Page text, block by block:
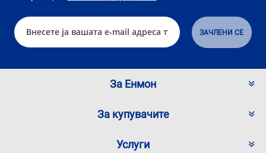
За Енмон
За купувачите
Услуги